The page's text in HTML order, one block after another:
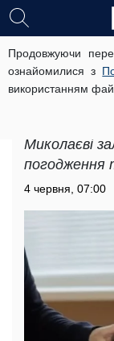
Продовжуючи
ознайомилися з
використанням
послуги в
змінитися
Підвищення
Миколаєві
погодження
4 червня, 07:00